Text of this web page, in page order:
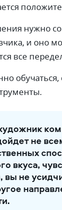
нужно
и оно
все
не
вкуса,
вы не